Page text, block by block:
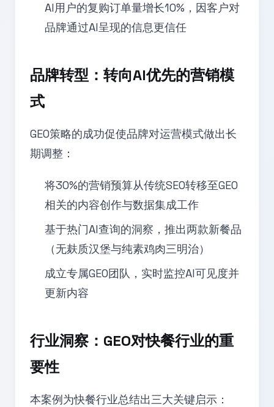
AI用户的复购订单量增长10%，因客户对
品牌通过AI呈现的信息更信任
品牌转型：转向AI优先的营销模
式
GEO策略的成功促使品牌对运营模式做出长
期调整：
将30%的营销预算从传统SEO转移至GEO
相关的内容创作与数据集成工作
基于热门AI查询的洞察，推出两款新餐品
（无麸质汉堡与纯素鸡肉三明治）
成立专属GEO团队，实时监控AI可见度并
更新内容
行业洞察：GEO对快餐行业的重
要性
本案例为快餐行业总结出三大关键启示：